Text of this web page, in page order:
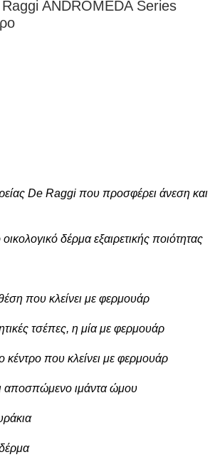
ANDROMEDA Series
De Raggi που προσφέρει άνεση και
δέρμα εξαιρετικής ποιότητας
που κλείνει με φερμουάρ
τσέπες, η μία με φερμουάρ
που κλείνει με φερμουάρ
αποσπώμενο ιμάντα ώμου